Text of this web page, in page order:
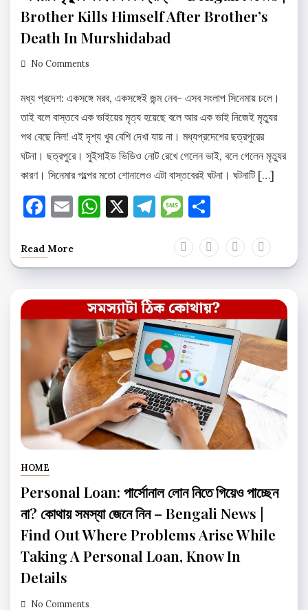
Brother Kills Himself After Brother’s
Death In Murshidabad
No Comments
মধ্য প্রদেশ: একসঙ্গে মরব, একসঙ্গেই জন্ম নেব- এসব সংলাপ সিনেমায় চলে।
তাই বলে বাস্তবে এক ভাইয়ের মৃত্য হয়েছে বলে আর এক ভাই নিজেই মৃত্যুর
পথ বেছে নিল! এই দৃশ্য খুব বেশি দেখা যায় না। মধ্যপ্রদেশের ছত্রপুরের
ঘটনা। ছত্রপুরে। সুইসাইড ভিডিও নোট রেখে গেলেন ভাই, বলে গেলেন মৃত্যুর
কারণ। সিনেমার গল্পের মতো শোনালেও এটা বাস্তবেরই ঘটনা। ঘটনাটি […]
Facebook
EmailWhatsApp
X Telegram
Message
Read More
HOME
Personal Loan: পার্সোনাল লোন নিতে গিয়েও পাচ্ছেন
না? কোথায় সমস্যা জেনে নিন – Bengali News |
Find Out Where Problems Arise While
Taking A Personal Loan, Know In
Details
No Comments